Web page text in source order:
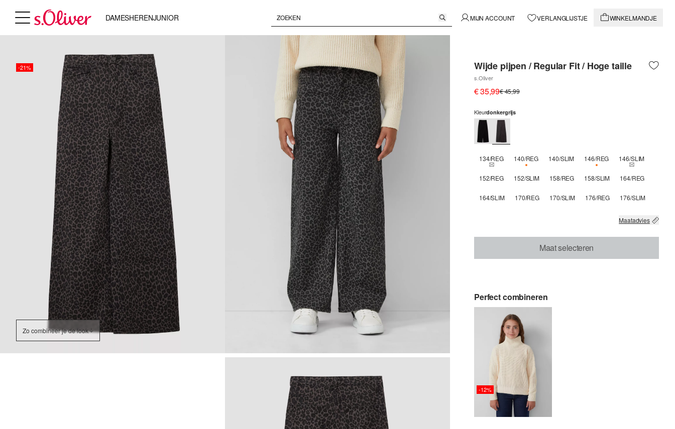
DAMESHERENJUNIOR MIJN ACCOUNT VERLANGLIJSTJE WINKELMANDJE
-21%
Zo combineer je de look
Wijde pijpen / Regular Fit / Hoge taille
s.Oliver
€ 35,99€ 45,99
Kleurdonkergrijs
134/REGTHIS SIZE IS CURRENTLY OUT OF STOCK
140/REGNOG 3 BESCHIKBAAR
140/SLIM 146/REGNOG 2 BESCHIKBAAR
146/SLIMTHIS SIZE IS
152/REG
152/SLIM 158/REG 158/SLIM 164/REG
164/SLIM 170/REG 170/SLIM 176/REG 176/SLIM
Maatadvies
Maat selecteren
Perfect combineren
-12%